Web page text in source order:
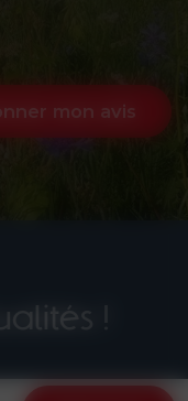
mon avis
!